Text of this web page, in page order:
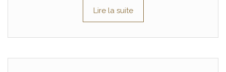
Lire la suite